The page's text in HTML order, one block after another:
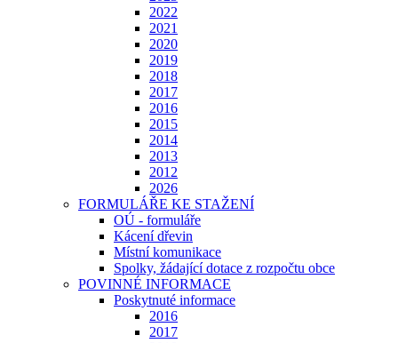
2022
2021
2020
2019
2018
2017
2016
2015
2014
2013
2012
2026
FORMULÁŘE KE STAŽENÍ
OÚ - formuláře
Kácení dřevin
Místní komunikace
Spolky, žádající dotace z rozpočtu obce
POVINNÉ INFORMACE
Poskytnuté informace
2016
2017